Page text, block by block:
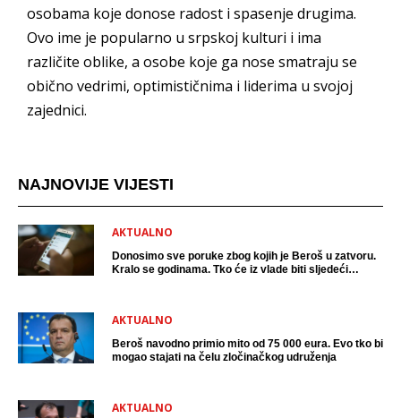
osobama koje donose radost i spasenje drugima.
Ovo ime je popularno u srpskoj kulturi i ima
različite oblike, a osobe koje ga nose smatraju se
obično vedrimi, optimističnima i liderima u svojoj
zajednici.
NAJNOVIJE VIJESTI
AKTUALNO
Donosimo sve poruke zbog kojih je Beroš u zatvoru.
Kralo se godinama. Tko će iz vlade biti sljedeći
AKTUALNO
Beroš navodno primio mito od 75 000 eura. Evo tko bi
mogao stajati na čelu zločinačkog udruženja
AKTUALNO